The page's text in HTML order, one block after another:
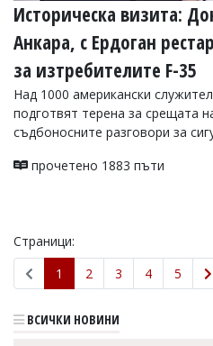
Историческа визита:
Анкара, с Ердоган
за изтребителите F-35
Над 1000 американски
подготвят терена за срещата
съдбоносните разговори за
прочетено 1883 пъти
Страници:
1
2 3 4 5
ВСИЧКИ НОВИНИ